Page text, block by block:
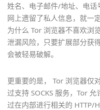
姓名、电子邮件/地址、电
网上遗留了私人信息，就一
为什么 Tor 浏览器不喜欢浏
泄漏风险，只要扩展部分获
会被轻易破解。
更重要的是， Tor 浏览器仅
过支持 SOCKS 服务，Tor
过在内部进行相关的 HTTP/